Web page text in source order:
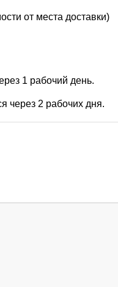
от места доставки)
1 рабочий день.
через 2 рабочих дня.